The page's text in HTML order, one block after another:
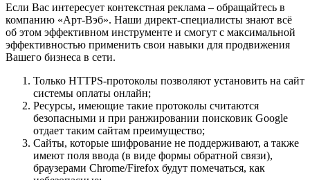
Если Вас интересует контекстная реклама – обращайтесь в
компанию «Арт-Вэб». Наши директ-специалисты знают всё
об этом эффективном инструменте и смогут с максимальной
эффективностью применить свои навыки для продвижения
Вашего бизнеса в сети.
Только HTTPS-протоколы позволяют установить на сайт
системы оплаты онлайн;
Ресурсы, имеющие такие протоколы считаются
безопасными и при ранжировании поисковик Google
отдает таким сайтам преимущество;
Сайты, которые шифрование не поддерживают, а также
имеют поля ввода (в виде формы обратной связи),
браузерами Chrome/Firefox будут помечаться, как